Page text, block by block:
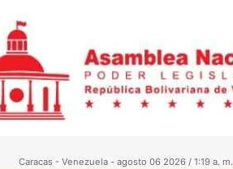
Caracas - Venezuela - agosto 06 2026 / 1:19 a. m.